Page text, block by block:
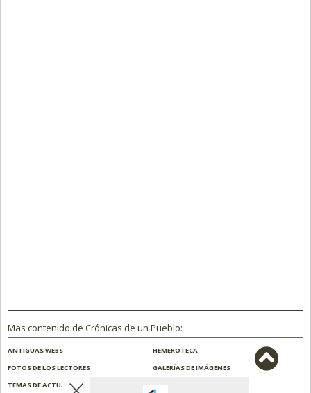
Mas contenido de Crónicas de un Pueblo:
ANTIGUAS WEBS
HEMEROTECA
FOTOS DE LOS LECTORES
GALERÍAS DE IMÁGENES
TEMAS DE ACTUALIDAD